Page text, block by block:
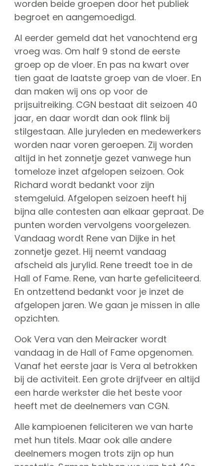
worden beide groepen door het publiek
begroet en aangemoedigd.
Al eerder gemeld dat het vanochtend erg
vroeg was. Om half 9 stond de eerste
groep op de vloer. En pas na kwart over
tien gaat de laatste groep van de vloer. En
dan maken wij ons op voor de
prijsuitreiking. CGN bestaat dit seizoen 40
jaar, en daar wordt dan ook flink bij
stilgestaan. Alle juryleden en medewerkers
worden naar voren geroepen. Zij worden
altijd in het zonnetje gezet vanwege hun
tomeloze inzet afgelopen seizoen. Ook
Richard wordt bedankt voor zijn
stemgeluid. Afgelopen seizoen heeft hij
bijna alle contesten aan elkaar gepraat. De
punten worden vervolgens voorgelezen.
Vandaag wordt Rene van Dijke in het
zonnetje gezet. Hij neemt vandaag
afscheid als jurylid. Rene treedt toe in de
Hall of Fame. Rene, van harte gefeliciteerd.
En ontzettend bedankt voor je inzet de
afgelopen jaren. We gaan je missen in alle
opzichten.
Ook Vera van den Meiracker wordt
vandaag in de Hall of Fame opgenomen.
Vanaf het eerste jaar is Vera al betrokken
bij de activiteit. Een grote drijfveer en altijd
een harde werkster die het beste voor
heeft met de deelnemers van CGN.
Alle kampioenen feliciteren we van harte
met hun titels. Maar ook alle andere
deelnemers mogen trots zijn op hun